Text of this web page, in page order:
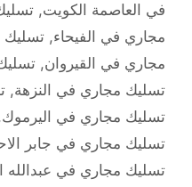
في العاصمة الكويت,
مجاري في الفيحاء, تسليك
مجاري في القيروان,
تسليك مجاري في النزهة,
تسليك مجاري في اليرموك
تسليك مجاري في جابر
تسليك مجاري في عبدالله